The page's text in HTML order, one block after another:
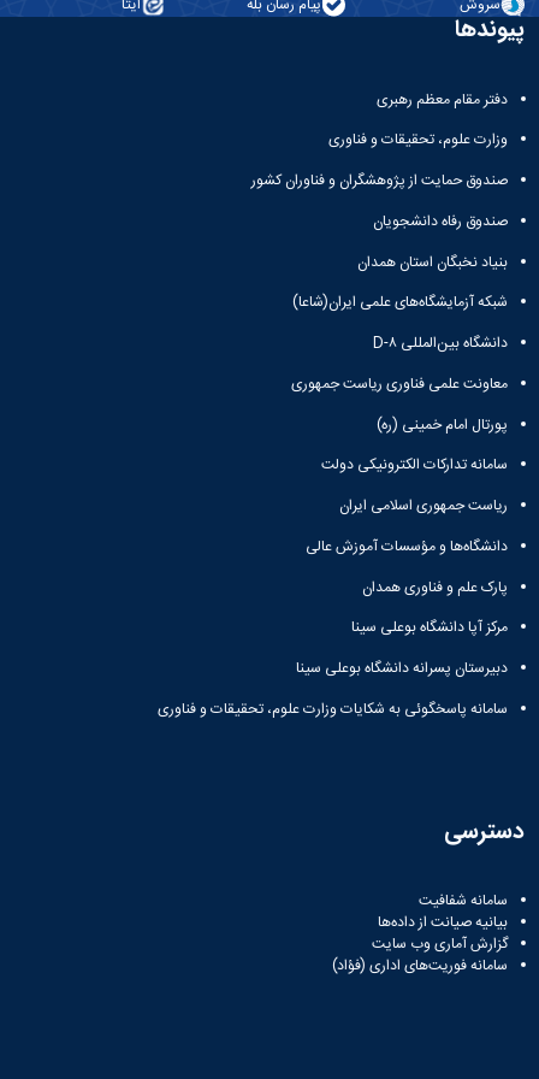
سروش پیام رسان بله ایتا
پیوندها
دفتر مقام معظم رهبری
وزارت علوم، تحقیقات و فناوری
صندوق حمایت از پژوهشگران و فناوران کشور
صندوق رفاه دانشجویان
بنیاد نخبگان استان همدان
شبکه آزمایشگاه‌های علمی ایران(شاعا)
دانشگاه بین‌المللی D-۸
معاونت علمی فناوری ریاست جمهوری
پورتال امام خمینی (ره)
سامانه تدارکات الکترونیکی دولت
ریاست جمهوری اسلامی ایران
دانشگاه‌ها و مؤسسات آموزش عالی
پارک علم و فناوری همدان
مرکز آپا دانشگاه بوعلی سینا
دبیرستان پسرانه دانشگاه بوعلی سینا
سامانه پاسخگوئی به شکایات وزارت علوم، تحقیقات و فناوری
دسترسی
سامانه شفافیت
بیانیه صیانت از داده‌ها
گزارش آماری وب‌ سایت
سامانه فوریت‌های اداری (فؤاد)